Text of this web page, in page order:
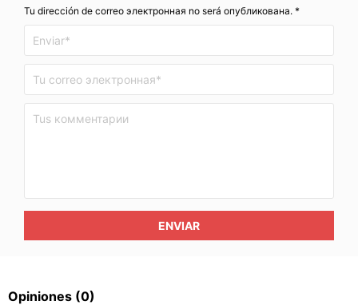
Tu dirección de correo электронная no será опубликована. *
ENVIAR
Opiniones (0)